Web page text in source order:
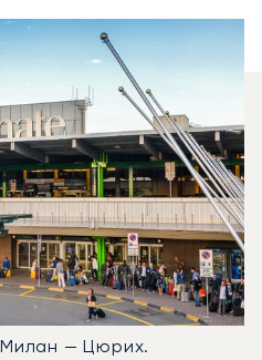
Самолётов
Для
Между
Миланом?
Phenom 300 и PC-12 NG
частными
— Цюрих.